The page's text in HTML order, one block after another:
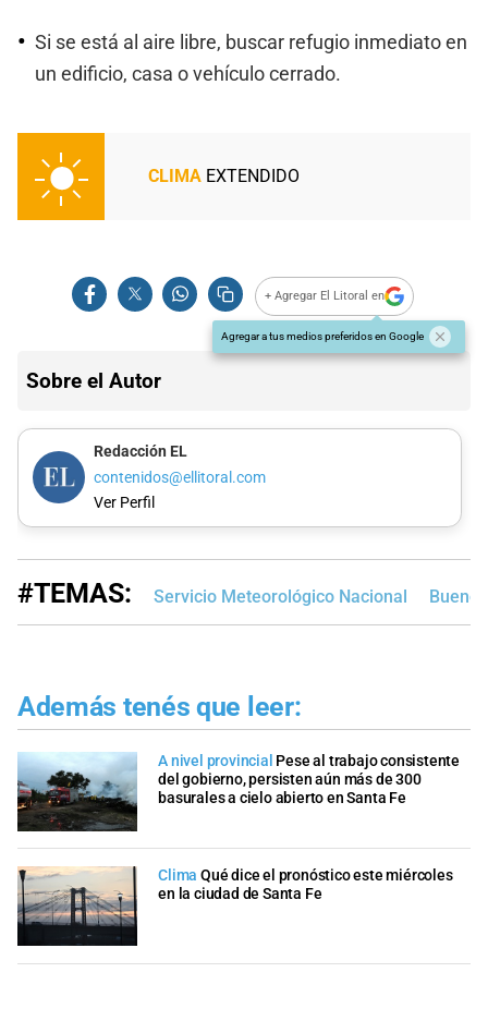
Si se está al aire libre, buscar refugio inmediato en
un edificio, casa o vehículo cerrado.
CLIMA EXTENDIDO
+ Agregar El Litoral en
Agregar a tus medios preferidos en Google
Sobre el Autor
Redacción EL
contenidos@ellitoral.com
Ver Perfil
#TEMAS: Servicio Meteorológico Nacional
Además tenés que leer:
A nivel provincial Pese al trabajo consistente
del gobierno, persisten aún más de 300
basurales a cielo abierto en Santa Fe
Clima Qué dice el pronóstico este miércoles
en la ciudad de Santa Fe